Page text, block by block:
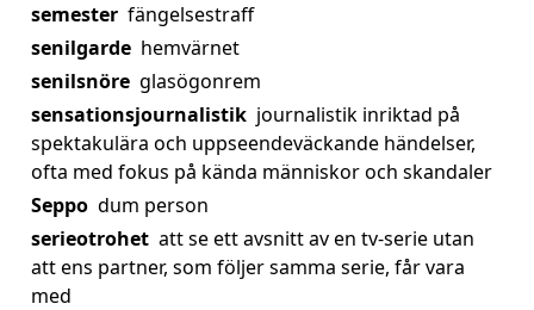
semester fängelsestraff
senilgarde hemvärnet
senilsnöre glasögonrem
sensationsjournalistik journalistik inriktad på
spektakulära och uppseendeväckande händelser,
ofta med fokus på kända människor och skandaler
Seppo dum person
serieotrohet att se ett avsnitt av en tv-serie utan
att ens partner, som följer samma serie, får vara
med